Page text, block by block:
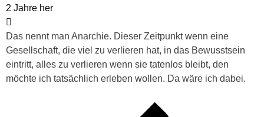
2 Jahre her
Das nennt man Anarchie. Dieser Zeitpunkt wenn eine
Gesellschaft, die viel zu verlieren hat, in das Bewusstsein
eintritt, alles zu verlieren wenn sie tatenlos bleibt, den
möchte ich tatsächlich erleben wollen. Da wäre ich dabei.